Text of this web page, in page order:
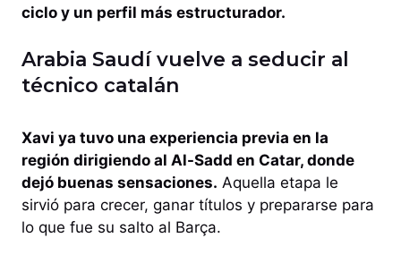
ciclo y un perfil más estructurador.
Arabia Saudí vuelve a seducir al
técnico catalán
Xavi ya tuvo una experiencia previa en la
región dirigiendo al Al-Sadd en Catar, donde
dejó buenas sensaciones. Aquella etapa le
sirvió para crecer, ganar títulos y prepararse para
lo que fue su salto al Barça.